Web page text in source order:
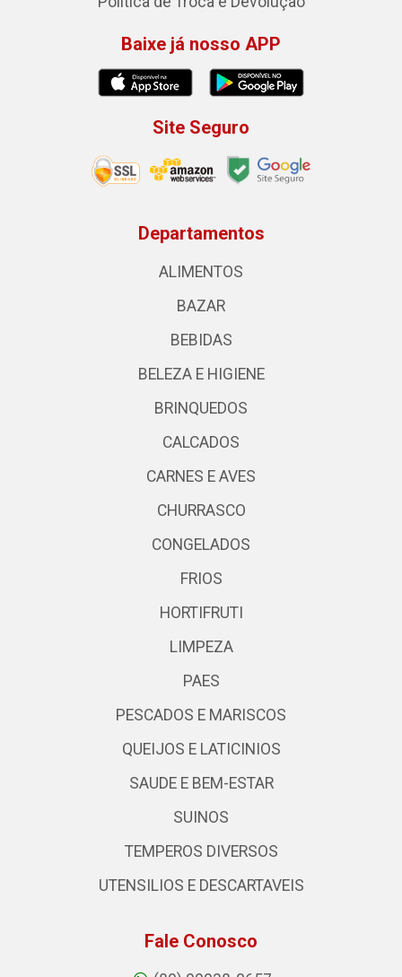
Baixe já nosso APP
Site Seguro
Departamentos
ALIMENTOS
BAZAR
BEBIDAS
BELEZA E HIGIENE
BRINQUEDOS
CALCADOS
CARNES E AVES
CHURRASCO
CONGELADOS
FRIOS
HORTIFRUTI
LIMPEZA
PAES
PESCADOS E MARISCOS
QUEIJOS E LATICINIOS
SAUDE E BEM-ESTAR
SUINOS
TEMPEROS DIVERSOS
UTENSILIOS E DESCARTAVEIS
Fale Conosco